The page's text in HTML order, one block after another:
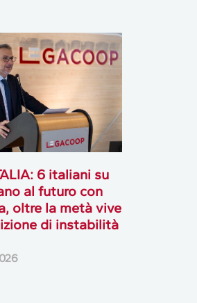
6 italiani su
al futuro con
oltre la metà vive
di instabilità